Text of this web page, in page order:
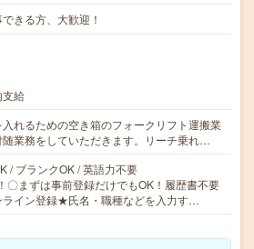
きる方、大歓迎！
支給
れるための空き箱のフォークリフト運搬業
業務をしていただきます。リーチ乗れ…
/ ブランクOK / 英語力不要
まずは事前登録だけでもOK！履歴書不要
ライン登録★氏名・職種などを入力す…